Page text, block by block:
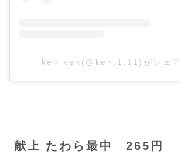
ken ken(@ken.1.11)がシェア
献上 たわら最中 265円